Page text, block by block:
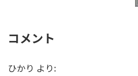
コメント
ひかり より: